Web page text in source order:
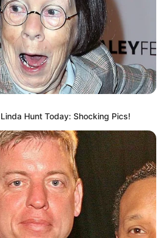
AQUI!
Hunt Today: Shocking Pics!